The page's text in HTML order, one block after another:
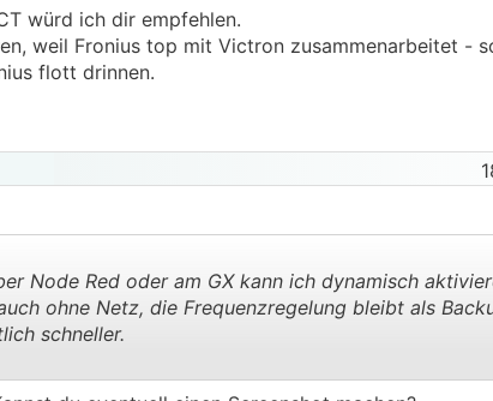
Smartmeter vom Netzbetreiber aus, oder soll
werden? Wäre die Regelung schneller mit dem
würd ich dir empfehlen.
weil Fronius top mit Victron zusammenarbeitet -
flott drinnen.
..
Node Red oder am GX kann ich dynamisch
ohne Netz, die Frequenzregelung bleibt als
schneller.